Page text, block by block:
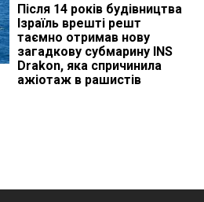
Після 14 років будівництва
Ізраїль врешті решт
таємно отримав нову
загадкову субмарину INS
Drakon, яка спричинила
ажіотаж в рашистів